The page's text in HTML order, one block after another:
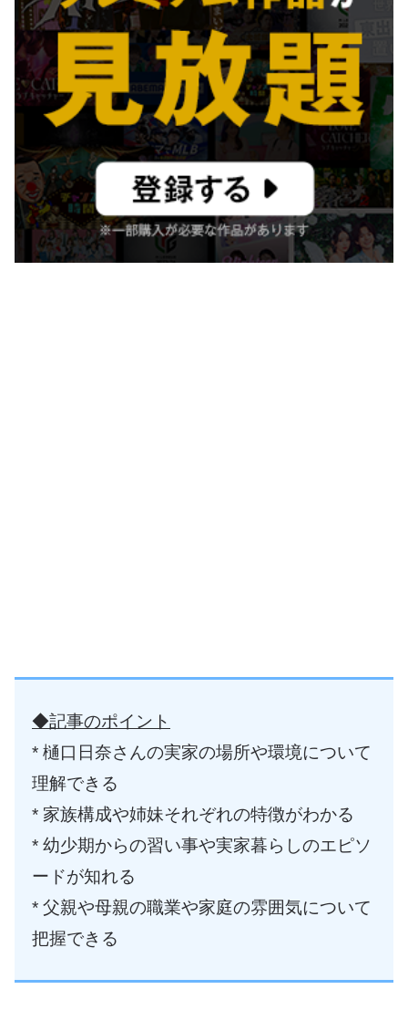
◆記事のポイント
* 樋口日奈さんの実家の場所や環境について
理解できる
* 家族構成や姉妹それぞれの特徴がわかる
* 幼少期からの習い事や実家暮らしのエピソ
ードが知れる
* 父親や母親の職業や家庭の雰囲気について
把握できる